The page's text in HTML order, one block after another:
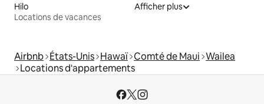
Hilo
Locations de vacances
Afficher plus
Airbnb États-Unis Hawaï Comté de Maui Wailea
Locations d'appartements